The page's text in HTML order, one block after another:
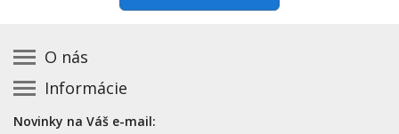
O nás
Kontakt na prevádzkovateľa
Zásady používania cookies
Informácie
Základná registrácia otváracích hodín zadarmo
Novinky na Váš e-mail: